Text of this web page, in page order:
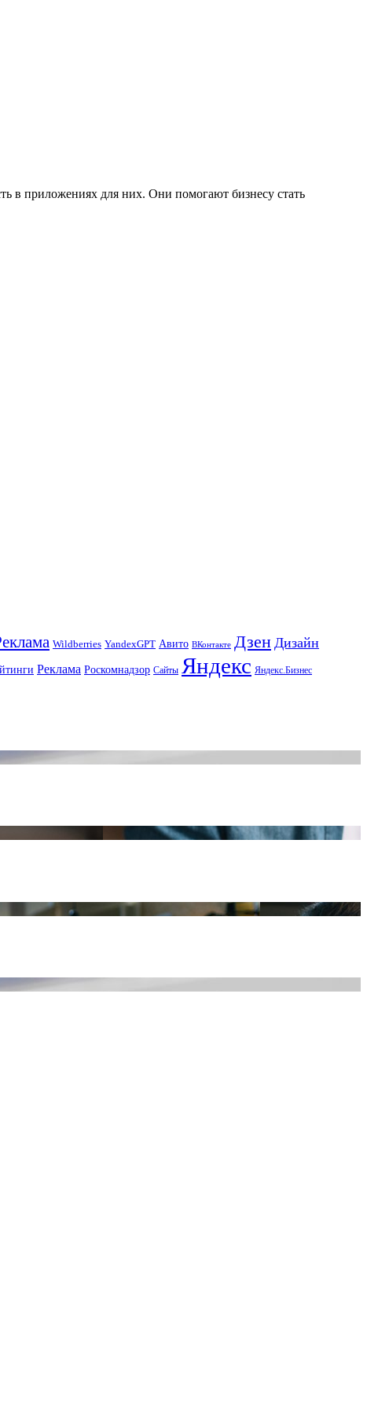
в приложениях для них. Они помогают бизнесу стать
Wildberries YandexGPT Авито ВКонтакте Дзен Дизайн
Реклама Роскомнадзор Сайты Яндекс Яндекс.Бизнес